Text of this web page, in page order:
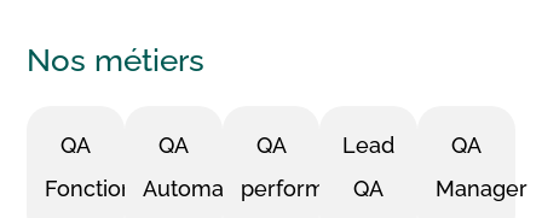
Nos métiers
QA
Fonctionnel
QA
Automaticien
QA
performance
Lead
QA
QA
Manager